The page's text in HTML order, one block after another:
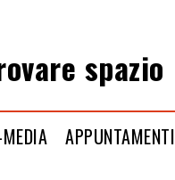
spazio
APPUNTAMENTI